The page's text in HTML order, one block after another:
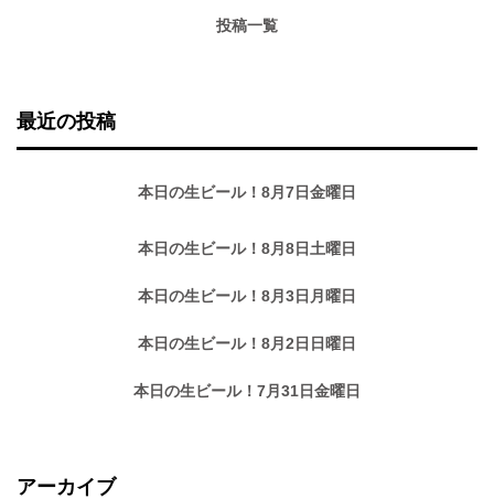
投稿一覧
最近の投稿
本日の生ビール！8月7日金曜日
本日の生ビール！8月8日土曜日
本日の生ビール！8月3日月曜日
本日の生ビール！8月2日日曜日
本日の生ビール！7月31日金曜日
アーカイブ